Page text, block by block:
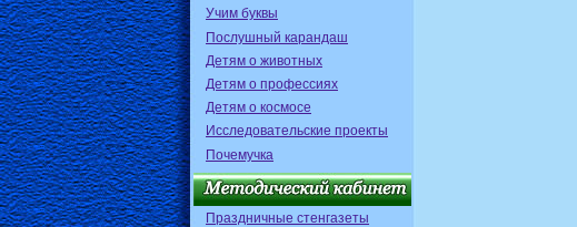
Учим буквы
Послушный карандаш
Детям о животных
Детям о профессиях
Детям о космосе
Исследовательские проекты
Почемучка
Праздничные стенгазеты